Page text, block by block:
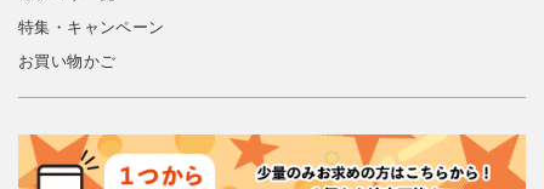
特集・キャンペーン
お買い物かご